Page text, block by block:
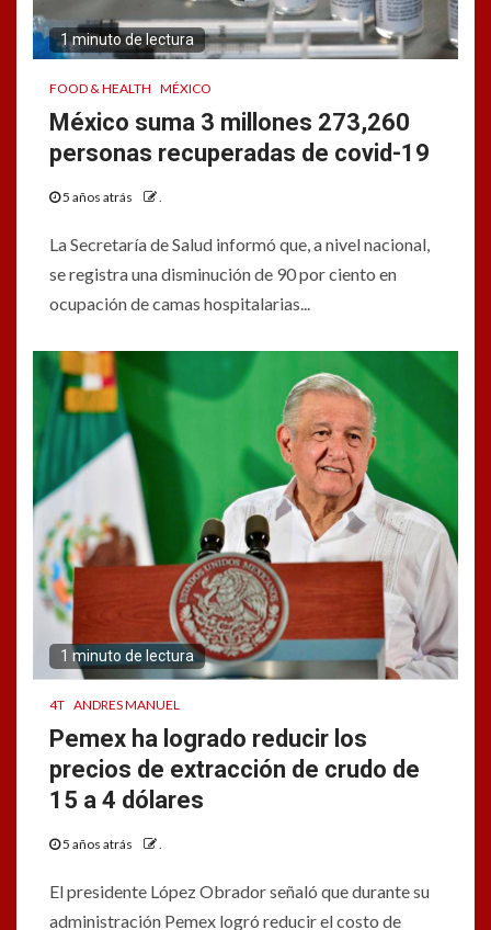
1 minuto de lectura
FOOD & HEALTH MÉXICO
México suma 3 millones 273,260
personas recuperadas de covid-19
5 años atrás .
La Secretaría de Salud informó que, a nivel nacional,
se registra una disminución de 90 por ciento en
ocupación de camas hospitalarias...
1 minuto de lectura
4T ANDRES MANUEL
Pemex ha logrado reducir los
precios de extracción de crudo de
15 a 4 dólares
5 años atrás .
El presidente López Obrador señaló que durante su
administración Pemex logró reducir el costo de